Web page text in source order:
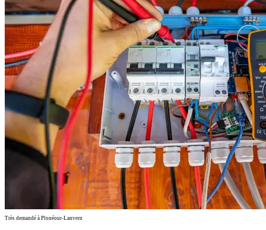
Très demandé à Plonéour-Lanvern